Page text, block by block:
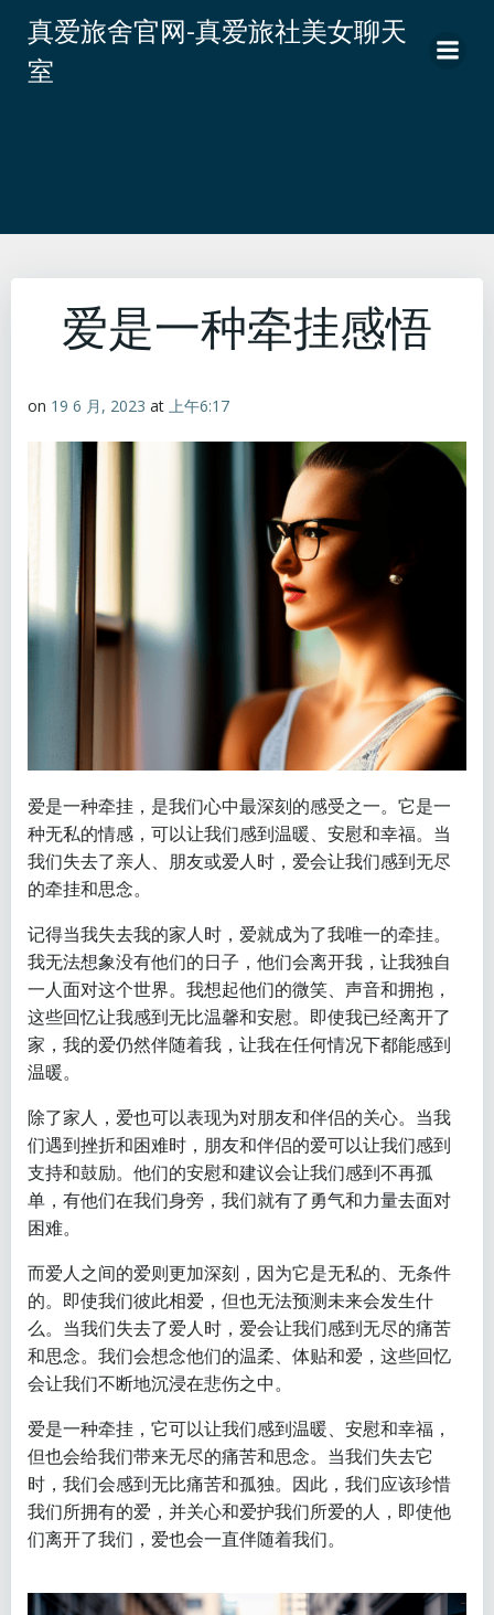
转
真爱旅舍官网-真爱旅社美女聊天
室
爱是一种牵挂感悟
on 19 6 月, 2023 at 上午6:17
爱是一种牵挂，是我们心中最深刻的感受之一。它是一
种无私的情感，可以让我们感到温暖、安慰和幸福。当
我们失去了亲人、朋友或爱人时，爱会让我们感到无尽
的牵挂和思念。
记得当我失去我的家人时，爱就成为了我唯一的牵挂。
我无法想象没有他们的日子，他们会离开我，让我独自
一人面对这个世界。我想起他们的微笑、声音和拥抱，
这些回忆让我感到无比温馨和安慰。即使我已经离开了
家，我的爱仍然伴随着我，让我在任何情况下都能感到
温暖。
除了家人，爱也可以表现为对朋友和伴侣的关心。当我
们遇到挫折和困难时，朋友和伴侣的爱可以让我们感到
支持和鼓励。他们的安慰和建议会让我们感到不再孤
单，有他们在我们身旁，我们就有了勇气和力量去面对
困难。
而爱人之间的爱则更加深刻，因为它是无私的、无条件
的。即使我们彼此相爱，但也无法预测未来会发生什
么。当我们失去了爱人时，爱会让我们感到无尽的痛苦
和思念。我们会想念他们的温柔、体贴和爱，这些回忆
会让我们不断地沉浸在悲伤之中。
爱是一种牵挂，它可以让我们感到温暖、安慰和幸福，
但也会给我们带来无尽的痛苦和思念。当我们失去它
时，我们会感到无比痛苦和孤独。因此，我们应该珍惜
我们所拥有的爱，并关心和爱护我们所爱的人，即使他
们离开了我们，爱也会一直伴随着我们。